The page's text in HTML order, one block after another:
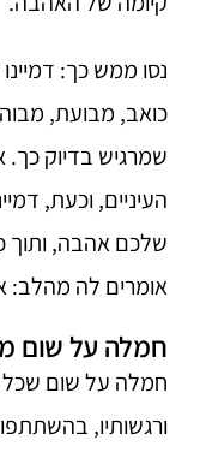
נסו ממש כך:
כואב, מבועת,
שמרגיש בדיוק
העיניים, וכעת,
שלכם אהבה, ותוך
אומרים לה מהלב:
חמלה על שום
חמלה על שום שכל
ורגשותיו,